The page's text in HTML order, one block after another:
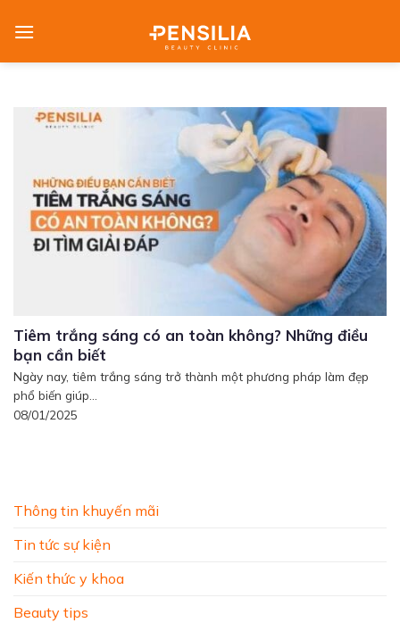
Thông tin khuyến mãi
Tin tức sự kiện
Kiến thức y khoa
Beauty tips
Tiêm trắng sáng có an toàn không? Những điều
bạn cần biết
Ngày nay, tiêm trắng sáng trở thành một phương pháp làm đẹp
phổ biến giúp...
08/01/2025